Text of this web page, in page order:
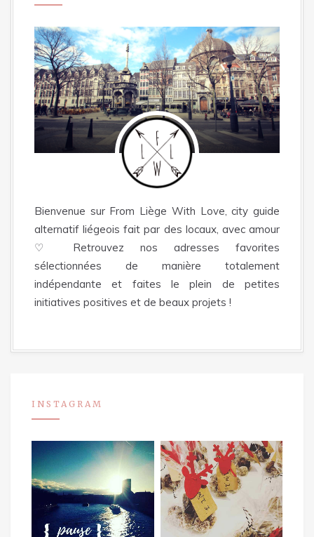
Bienvenue sur From Liège With Love, city guide
alternatif liégeois fait par des locaux, avec amour
♡ Retrouvez nos adresses favorites
sélectionnées de manière totalement
indépendante et faites le plein de petites
initiatives positives et de beaux projets !
INSTAGRAM